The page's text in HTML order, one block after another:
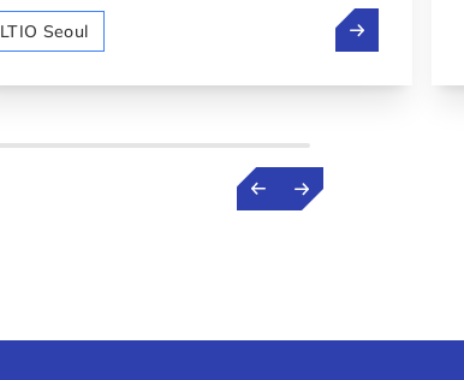
서 룩셈부르크 우주 기술 창업자로
LTIO Seoul 2026년 룩셈